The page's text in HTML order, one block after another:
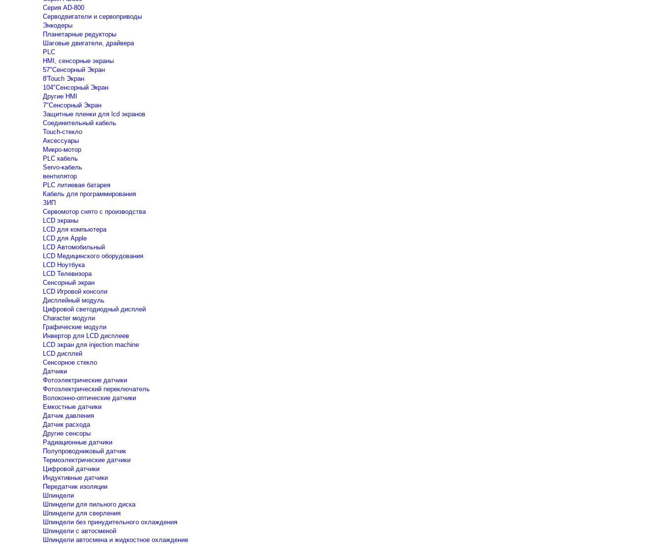
Серия AD-800
Серводвигатели и сервоприводы
Энкодеры
Планетарные редукторы
Шаговые двигатели, драйвера
PLC
HMI, сенсорные экраны
57"Сенсорный Экран
8'Touch Экран
104"Сенсорный Экран
Другие HMI
7"Сенсорный Экран
Защитные пленки для lcd экранов
Соединительный кабель
Touch-стекло
Аксессуары
Микро-мотор
PLC кабель
Servo-кабель
вентилятор
PLC литиевая батарея
Кабель для программирования
ЗИП
Сервомотор снято с производства
LCD экраны
LCD для компьютера
LCD для Apple
LCD Автомобильный
LCD Медицинского оборудования
LCD Ноутбука
LCD Телевизора
Сенсорный экран
LCD Игровой консоли
Дисплейный модуль
Цифровой светодиодный дисплей
Сharacter модули
Графические модули
Инвертор для LCD дисплеев
LCD экран для injection machine
LCD дисплей
Сенсорное стекло
Датчики
Фотоэлектрические датчики
Фотоэлектрический переключатель
Волоконно-оптические датчики
Емкостные датчики
Датчик давления
Датчик расхода
Другие сенсоры
Радиационные датчики
Полупроводниковый датчик
Термоэлектрические датчики
Цифровой датчики
Индуктивные датчики
Передатчик изоляции
Шпиндели
Шпиндели для пильного диска
Шпиндели для сверления
Шпиндели без принудительного охлаждения
Шпиндели с автосменой
Шпиндели автосмена и жидкостное охлаждение